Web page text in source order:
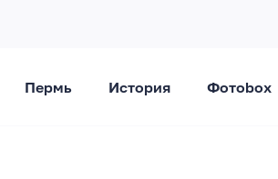
Пермь История Фотоbox